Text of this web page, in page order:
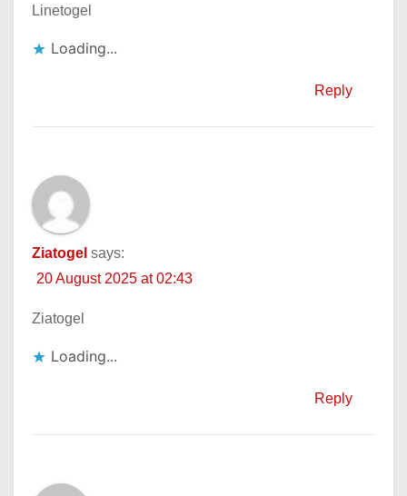
Linetogel
Loading...
Reply
Ziatogel says:
20 August 2025 at 02:43
Ziatogel
Loading...
Reply